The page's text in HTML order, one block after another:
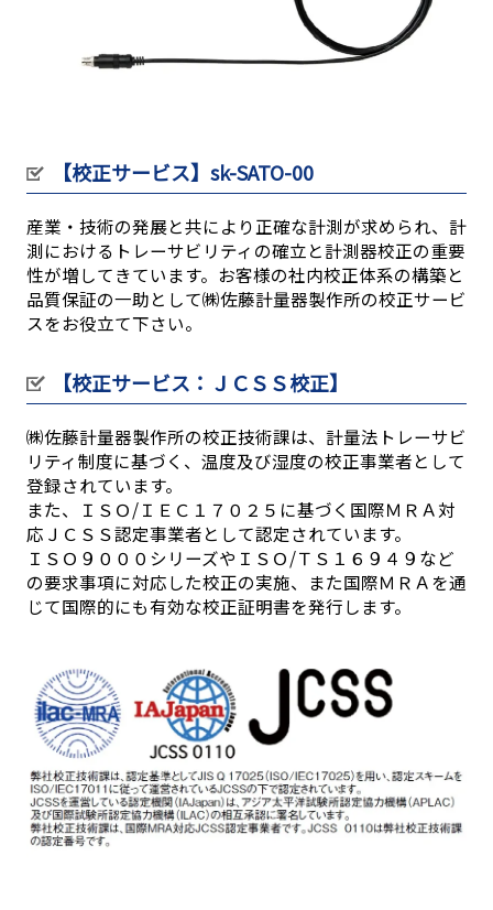
【校正サービス】sk-SATO-00
産業・技術の発展と共により正確な計測が求められ、計
測におけるトレーサビリティの確立と計測器校正の重要
性が増してきています。お客様の社内校正体系の構築と
品質保証の一助として㈱佐藤計量器製作所の校正サービ
スをお役立て下さい。
【校正サービス：ＪＣＳＳ校正】
㈱佐藤計量器製作所の校正技術課は、計量法トレーサビ
リティ制度に基づく、温度及び湿度の校正事業者として
登録されています。
また、ＩＳＯ/ＩＥＣ１７０２５に基づく国際ＭＲＡ対
応ＪＣＳＳ認定事業者として認定されています。
ＩＳＯ９０００シリーズやＩＳＯ/ＴＳ１６９４９など
の要求事項に対応した校正の実施、また国際ＭＲＡを通
じて国際的にも有効な校正証明書を発行します。